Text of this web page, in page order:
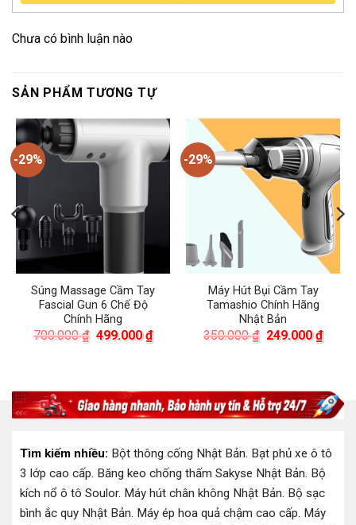
Chưa có bình luận nào
SẢN PHẨM TƯƠNG TỰ
-29%
Súng Massage Cầm Tay
Fascial Gun 6 Chế Độ
Chính Hãng
700.000₫ Giá
499.000₫Giá
hiện
-29%
Máy Hút Bụi Cầm Tay
Tamashio Chính Hãng
Nhật Bản
350.000₫ Giá
249.000₫Giá
hiện
Tìm kiếm nhiều: Bột thông cống Nhật Bản. Bạt phủ xe ô tô
3 lớp cao cấp. Băng keo chống thấm Sakyse Nhật Bản. Bộ
kích nổ ô tô Soulor. Máy hút chân không Nhật Bản. Bộ sạc
bình ắc quy Nhật Bản. Máy ép hoa quả chậm cao cấp. Máy